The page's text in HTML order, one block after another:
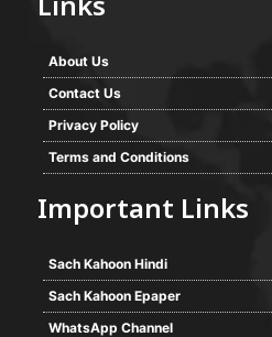
Links
About Us
Contact Us
Privacy Policy
Terms and Conditions
Important Links
Sach Kahoon Hindi
Sach Kahoon Epaper
WhatsApp Channel